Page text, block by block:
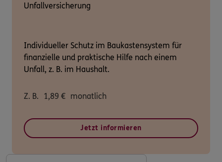
Unfallversicherung
Individueller Schutz im Baukastensystem für
finanzielle und praktische Hilfe nach einem
Unfall, z. B. im Haushalt.
Z. B. 1,89 € monatlich
Jetzt informieren